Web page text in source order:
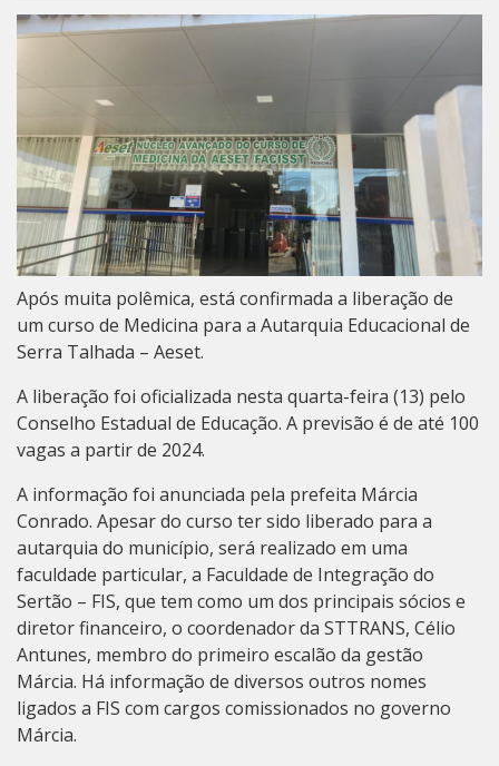
Após muita polêmica, está confirmada a liberação de
um curso de Medicina para a Autarquia Educacional de
Serra Talhada – Aeset.
A liberação foi oficializada nesta quarta-feira (13) pelo
Conselho Estadual de Educação. A previsão é de até 100
vagas a partir de 2024.
A informação foi anunciada pela prefeita Márcia
Conrado. Apesar do curso ter sido liberado para a
autarquia do município, será realizado em uma
faculdade particular, a Faculdade de Integração do
Sertão – FIS, que tem como um dos principais sócios e
diretor financeiro, o coordenador da STTRANS, Célio
Antunes, membro do primeiro escalão da gestão
Márcia. Há informação de diversos outros nomes
ligados a FIS com cargos comissionados no governo
Márcia.